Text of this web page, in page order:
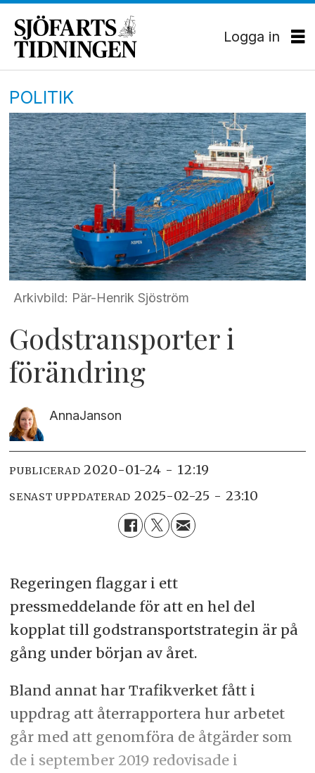
Logga in
POLITIK
Arkivbild: Pär-Henrik Sjöström
Godstransporter i
förändring
AnnaJanson
PUBLICERAD 2020-01-24 - 12:19
SENAST UPPDATERAD 2025-02-25 - 23:10
Regeringen flaggar i ett
pressmeddelande för att en hel del
kopplat till godstransportstrategin är på
gång under början av året.
Bland annat har Trafikverket fått i
uppdrag att återrapportera hur arbetet
går med att genomföra de åtgärder som
de i september 2019 redovisade i